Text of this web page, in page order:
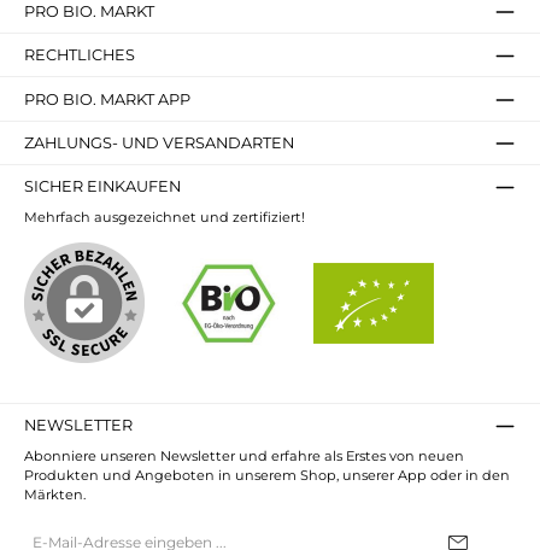
PRO BIO. MARKT
RECHTLICHES
PRO BIO. MARKT APP
ZAHLUNGS- UND VERSANDARTEN
SICHER EINKAUFEN
Mehrfach ausgezeichnet und zertifiziert!
NEWSLETTER
Abonniere unseren Newsletter und erfahre als Erstes von neuen
Produkten und Angeboten in unserem Shop, unserer App oder in den
Märkten.
Mail-